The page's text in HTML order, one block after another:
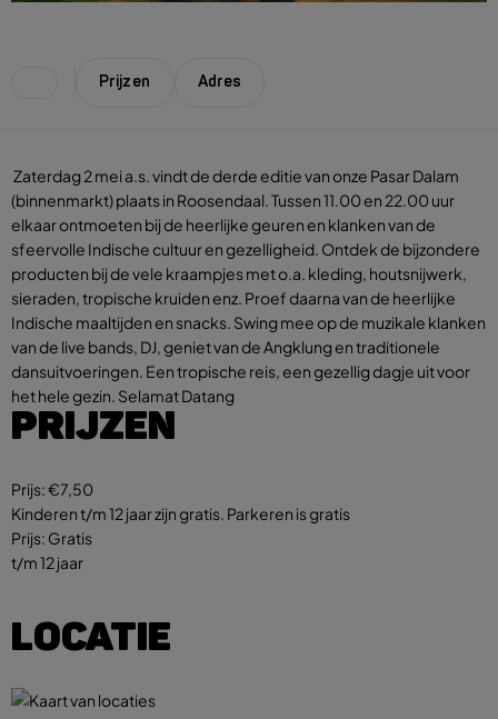
Prijzen Adres
Zaterdag 2 mei a.s. vindt de derde editie van onze Pasar Dalam
(binnenmarkt) plaats in Roosendaal. Tussen 11.00 en 22.00 uur
elkaar ontmoeten bij de heerlijke geuren en klanken van de
sfeervolle Indische cultuur en gezelligheid. Ontdek de bijzondere
producten bij de vele kraampjes met o.a. kleding, houtsnijwerk,
sieraden, tropische kruiden enz. Proef daarna van de heerlijke
Indische maaltijden en snacks. Swing mee op de muzikale klanken
van de live bands, DJ, geniet van de Angklung en traditionele
dansuitvoeringen. Een tropische reis, een gezellig dagje uit voor
het hele gezin. Selamat Datang
PRIJZEN
Prijs:€7,50
Kinderen t/m 12 jaar zijn gratis. Parkeren is gratis
Prijs: Gratis
t/m 12 jaar
LOCATIE